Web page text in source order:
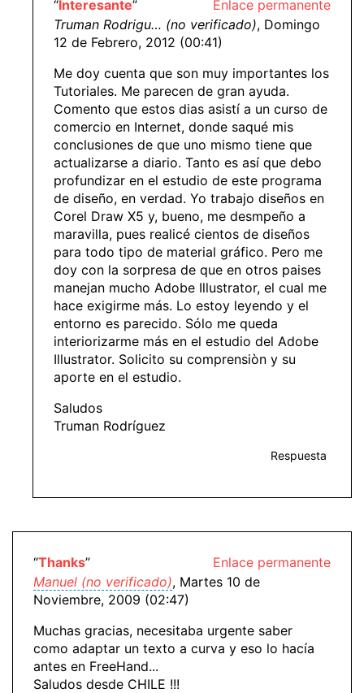
Enlace permanente
“Interesante”
Truman Rodrigu… (no verificado), Domingo
12 de Febrero, 2012 (00:41)
Me doy cuenta que son muy importantes los
Tutoriales. Me parecen de gran ayuda.
Comento que estos dias asistí a un curso de
comercio en Internet, donde saqué mis
conclusiones de que uno mismo tiene que
actualizarse a diario. Tanto es así que debo
profundizar en el estudio de este programa
de diseño, en verdad. Yo trabajo diseños en
Corel Draw X5 y, bueno, me desmpeño a
maravilla, pues realicé cientos de diseños
para todo tipo de material gráfico. Pero me
doy con la sorpresa de que en otros paises
manejan mucho Adobe Illustrator, el cual me
hace exigirme más. Lo estoy leyendo y el
entorno es parecido. Sólo me queda
interiorizarme más en el estudio del Adobe
Illustrator. Solicito su comprensiòn y su
aporte en el estudio.
Saludos
Truman Rodríguez
Respuesta
Enlace permanente
“Thanks”
Manuel (no verificado), Martes 10 de
Noviembre, 2009 (02:47)
Muchas gracias, necesitaba urgente saber
como adaptar un texto a curva y eso lo hacía
antes en FreeHand...
Saludos desde CHILE !!!